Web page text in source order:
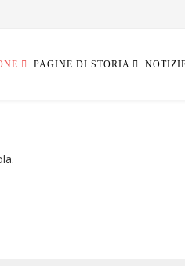
PAGINE DI STORIA